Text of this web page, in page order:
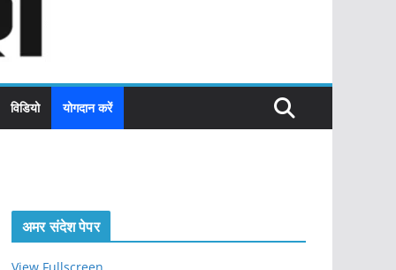
विडियो योगदान करें
अमर संदेश पेपर